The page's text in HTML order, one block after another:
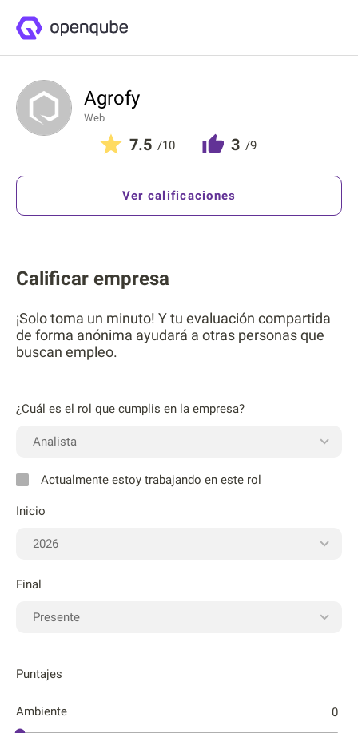
Agrofy
Web
7.5 /10 3 /9
Ver calificaciones
Calificar empresa
¡Solo toma un minuto! Y tu evaluación compartida
de forma anónima ayudará a otras personas que
buscan empleo.
¿Cuál es el rol que cumplis en la empresa?
Actualmente estoy trabajando en este rol
Inicio
Final
Puntajes
Ambiente 0